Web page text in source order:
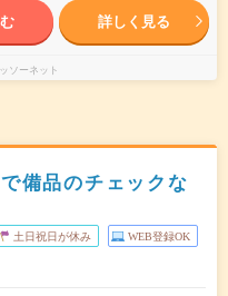
詳しく見る
ソーネット
備品のチェックな
土日祝日が休み WEB登録OK